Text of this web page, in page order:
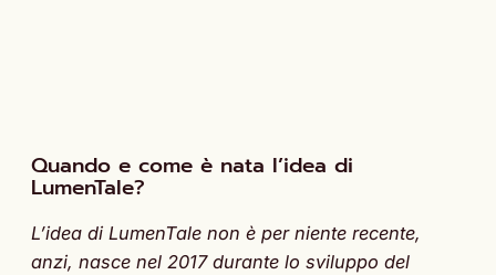
Quando e come è nata l’idea di
LumenTale?
L’idea di LumenTale non è per niente recente,
anzi, nasce nel 2017 durante lo sviluppo del